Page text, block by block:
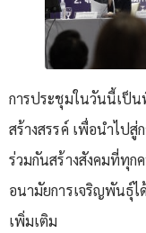
การประชุมในวันนี้เป็
สร้างสรรค์ เพื่อนำไป
ร่วมกันสร้างสังคมที่ทุก
อนามัยการเจริญพันธุ์ไ
เพิ่มเติม